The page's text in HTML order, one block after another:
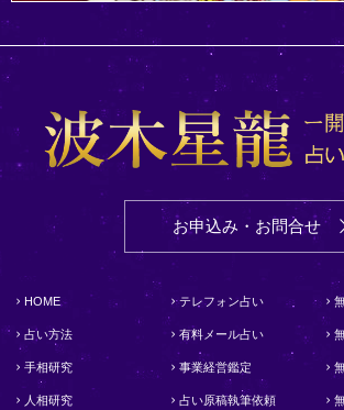
お申込み・お問合せ
HOME
占い方法
手相研究
人相研究
テレフォン占い
有料メール占い
事業経営鑑定
占い原稿執筆依頼